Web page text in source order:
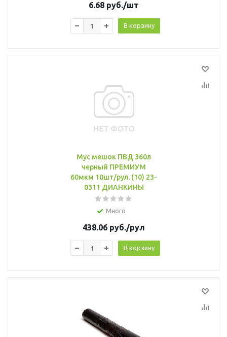
6.68 руб./шт
В корзину
Мус мешок ПВД 360л
черный ПРЕМИУМ
60мкм 10шт/рул. (10) 23-
0311 ДИАНКИНЫ
Много
438.06 руб./рул
В корзину